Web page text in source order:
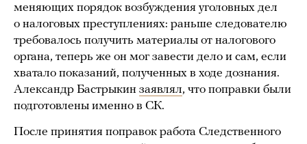
меняющих порядок возбуждения уголовных дел
о налоговых преступлениях: раньше следователю
требовалось получить материалы от налогового
органа, теперь же он мог завести дело и сам, если
хватало показаний, полученных в ходе дознания.
Александр Бастрыкин заявлял, что поправки были
подготовлены именно в СК.
После принятия поправок работа Следственного